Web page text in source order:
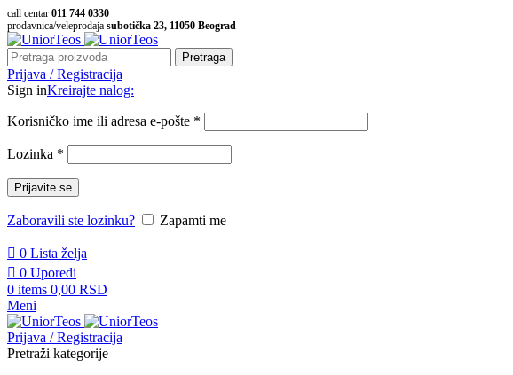
call centar 011 744 0330
prodavnica/veleprodaja subotička 23, 11050 Beograd
Pretraga
Prijava / Registracija
Sign inKreirajte nalog:
Korisničko ime ili adresa e-pošte *
Lozinka *
Prijavite se
Zaboravili ste lozinku? Zapamti me
0 Lista želja
0 Uporedi
0 items 0,00 RSD
Meni
Prijava / Registracija
Pretraži kategorije